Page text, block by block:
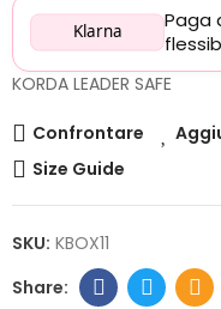
Klarna
Paga
KORDA LEADER SAFE
Confrontare
Size Guide
SKU: KBOX11